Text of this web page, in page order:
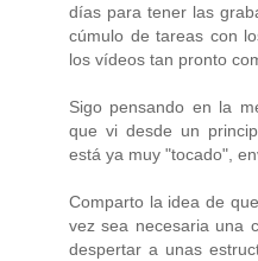
días para tener las
cúmulo de tareas con
los vídeos tan pronto
Sigo pensando en la
que vi desde un
está ya muy "tocado",
Comparto la idea de
vez sea necesaria una
despertar a unas